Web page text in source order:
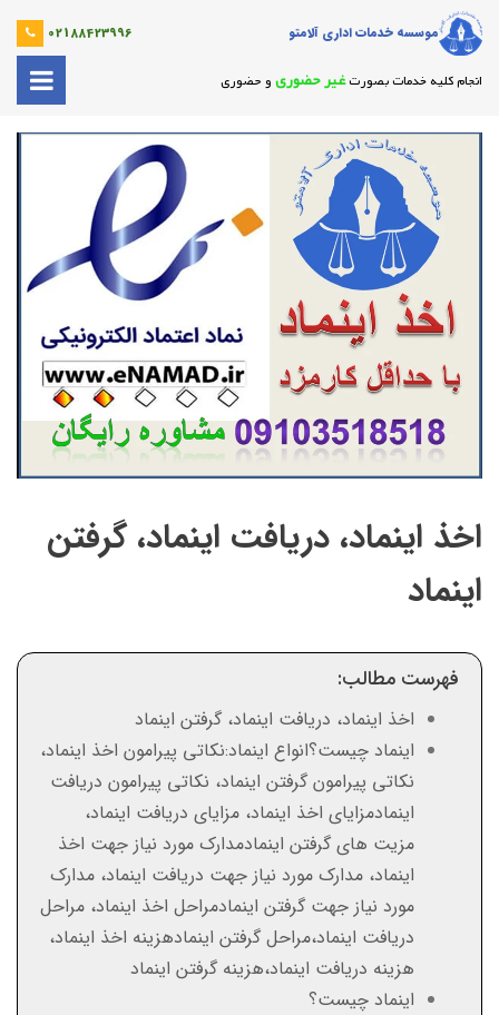
موسسه خدمات اداری آلامتو 02188423996
انجام کلیه خدمات بصورتغیر حضوری و حضوری
اخذ اینماد، دریافت اینماد، گرفتن
اینماد
فهرست مطالب:
اخذ اینماد، دریافت اینماد، گرفتن اینماد
اینماد چیست؟انواع اینماد:نکاتی پیرامون اخذ اینماد،
نکاتی پیرامون گرفتن اینماد، نکاتی پیرامون دریافت
اینمادمزایای اخذ اینماد، مزایای دریافت اینماد،
مزیت های گرفتن اینمادمدارک مورد نیاز جهت اخذ
اینماد، مدارک مورد نیاز جهت دریافت اینماد، مدارک
مورد نیاز جهت گرفتن اینمادمراحل اخذ اینماد، مراحل
دریافت اینماد،مراحل گرفتن اینمادهزینه اخذ اینماد،
هزینه دریافت اینماد،هزینه گرفتن اینماد
اینماد چیست؟